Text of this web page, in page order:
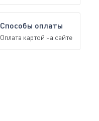
Способы оплаты
Оплата картой на сайте